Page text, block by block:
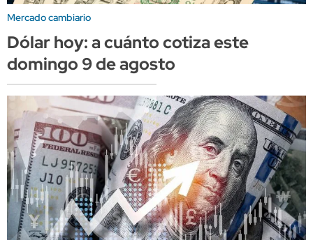
Mercado cambiario
Dólar hoy: a cuánto cotiza este
domingo 9 de agosto